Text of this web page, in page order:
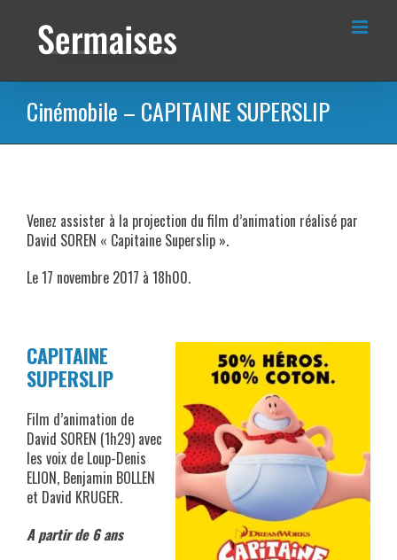
contenu
Cinémobile – CAPITAINE SUPERSLIP
Venez assister à la projection du film d’animation réalisé par
David SOREN « Capitaine Superslip ».
Le 17 novembre 2017 à 18h00.
CAPITAINE
SUPERSLIP
Film d’animation de
David SOREN (1h29) avec
les voix de Loup-Denis
ELION, Benjamin BOLLEN
et David KRUGER.
A partir de 6 ans